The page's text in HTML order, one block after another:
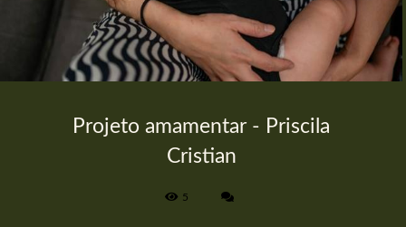
Projeto amamentar - Priscila
Cristian
5